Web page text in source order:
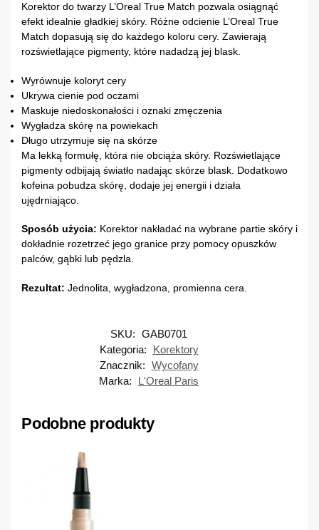
Korektor do twarzy L’Oreal True Match pozwala osiągnąć
efekt idealnie gładkiej skóry. Różne odcienie L’Oreal True
Match dopasują się do każdego koloru cery. Zawierają
rozświetlające pigmenty, które nadadzą jej blask.
Wyrównuje koloryt cery
Ukrywa cienie pod oczami
Maskuje niedoskonałości i oznaki zmęczenia
Wygładza skórę na powiekach
Długo utrzymuje się na skórze
Ma lekką formułę, która nie obciąża skóry. Rozświetlające
pigmenty odbijają światło nadając skórze blask. Dodatkowo
kofeina pobudza skórę, dodaje jej energii i działa
ujędrniająco.
Sposób użycia: Korektor nakładać na wybrane partie skóry i
dokładnie rozetrzeć jego granice przy pomocy opuszków
palców, gąbki lub pędzla.
Rezultat: Jednolita, wygładzona, promienna cera.
SKU: GAB0701
Kategoria:
Korektory
Znacznik: Wycofany
Marka:
L'Oreal Paris
Podobne produkty